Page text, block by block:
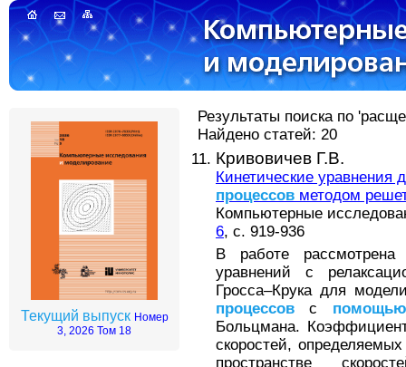
Текущий выпуск Номер
3, 2026 Том 18
Результаты поиска по
Найдено статей: 20
Кривовичев Г.В.
Кинетические
процессов методом
Компьютерные
6, с. 919-936
В работе рассмотрена
уравнений с
Гросса–Крука для
процессов с помощью
Больцмана.
скоростей,
пространстве